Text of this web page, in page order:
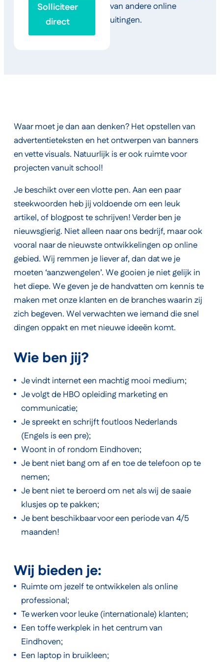
Solliciteer
direct
van andere online
uitingen.
Waar moet je dan aan denken? Het opstellen van
advertentieteksten en het ontwerpen van banners
en vette visuals. Natuurlijk is er ook ruimte voor
projecten vanuit school!
Je beschikt over een vlotte pen. Aan een paar
steekwoorden heb jij voldoende om een leuk
artikel, of blogpost te schrijven! Verder ben je
nieuwsgierig. Niet alleen naar ons bedrijf, maar ook
vooral naar de nieuwste ontwikkelingen op online
gebied. Wij remmen je liever af, dan dat we je
moeten ‘aanzwengelen’. We gooien je niet gelijk in
het diepe. We geven je de handvatten om kennis te
maken met onze klanten en de branches waarin zij
zich begeven. Wel verwachten we iemand die snel
dingen oppakt en met nieuwe ideeën komt.
Wie ben jij?
Je vindt internet een machtig mooi medium;
Je volgt de HBO opleiding marketing en
communicatie;
Je spreekt en schrijft foutloos Nederlands
(Engels is een pre);
Woont in of rondom Eindhoven;
Je bent niet bang om af en toe de telefoon op te
nemen;
Je bent niet te beroerd om net als wij de saaie
klusjes op te pakken;
Je bent beschikbaar voor een periode van 4/5
maanden!
Wij bieden je:
Ruimte om jezelf te ontwikkelen als online
professional;
Te werken voor leuke (internationale) klanten;
Een toffe werkplek in het centrum van
Eindhoven;
Een laptop in bruikleen;